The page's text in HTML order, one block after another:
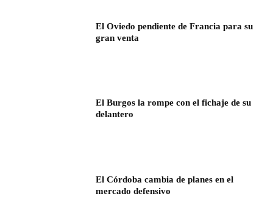
El Oviedo pendiente de Francia para su
gran venta
El Burgos la rompe con el fichaje de su
delantero
El Córdoba cambia de planes en el
mercado defensivo